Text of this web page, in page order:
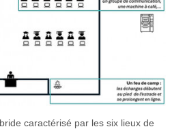
caractérisé par les six lieux de